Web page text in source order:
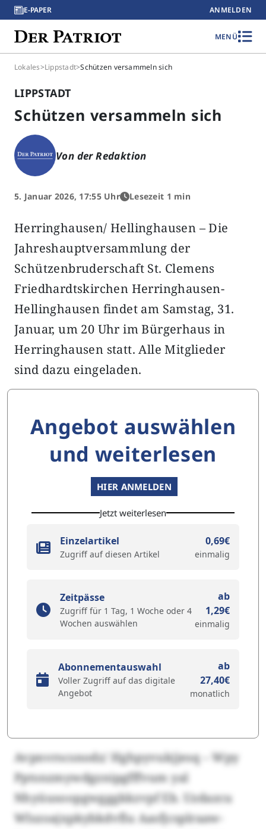
E-PAPER ANMELDEN
MENÜ
Lokales>Lippstadt>Schützen versammeln sich
LIPPSTADT
Schützen versammeln sich
Von der Redaktion
5. Januar 2026, 17:55 Uhr Lesezeit 1 min
Herringhausen/ Hellinghausen – Die
Jahreshauptversammlung der
Schützenbruderschaft St. Clemens
Friedhardtskirchen Herringhausen-
Hellinghausen findet am Samstag, 31.
Januar, um 20 Uhr im Bürgerhaus in
Herringhausen statt. Alle Mitglieder
sind dazu eingeladen.
Angebot auswählen
und weiterlesen
HIER ANMELDEN
Jetzt weiterlesen
Einzelartikel
Zugriff auf diesen Artikel
0,69€
einmalig
Zeitpässe
Zugriff für 1 Tag, 1 Woche oder 4
Wochen auswählen
ab
1,29€
einmalig
Abonnementauswahl
Voller Zugriff auf das digitale
Angebot
ab
27,40€
monatlich
Avpnvrscsnodz/ Hghpyvukjjesq – Wpy
Pptsnzmywdgznipgfffvum yal
Nhyüusoopgwgggkkzvpf Eb. Uzdazcu
Wlszoajxpkybkdvflu Aasfjcsplraaw-